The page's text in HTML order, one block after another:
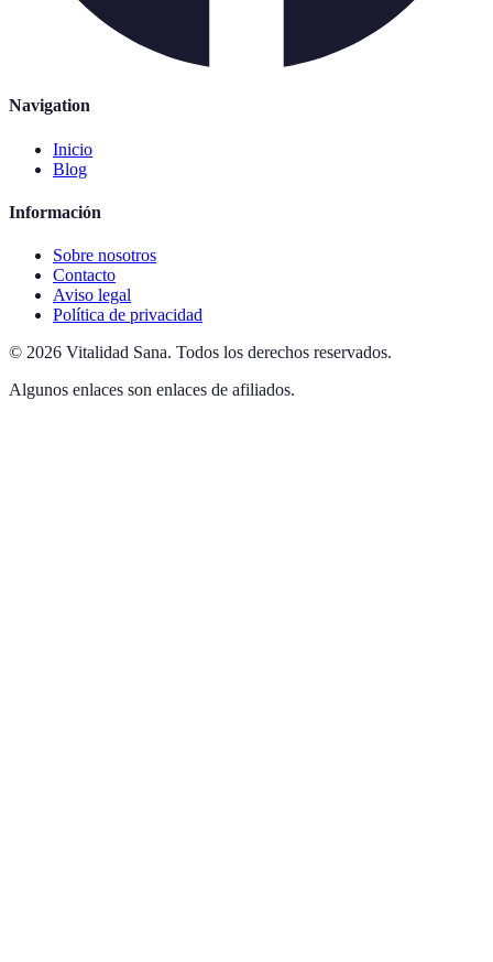
Navigation
Inicio
Blog
Información
Sobre nosotros
Contacto
Aviso legal
Política de privacidad
© 2026 Vitalidad Sana. Todos los derechos reservados.
Algunos enlaces son enlaces de afiliados.